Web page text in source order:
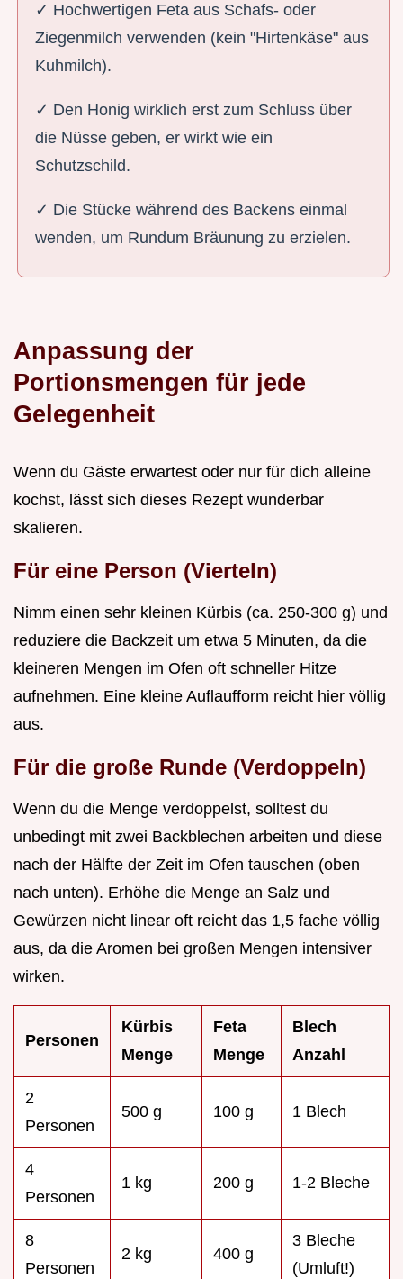
✓ Hochwertigen Feta aus Schafs- oder
Ziegenmilch verwenden (kein "Hirtenkäse" aus
Kuhmilch).
✓ Den Honig wirklich erst zum Schluss über
die Nüsse geben, er wirkt wie ein
Schutzschild.
✓ Die Stücke während des Backens einmal
wenden, um Rundum Bräunung zu erzielen.
Anpassung der
Portionsmengen für jede
Gelegenheit
Wenn du Gäste erwartest oder nur für dich alleine
kochst, lässt sich dieses Rezept wunderbar
skalieren.
Für eine Person (Vierteln)
Nimm einen sehr kleinen Kürbis (ca. 250-300 g) und
reduziere die Backzeit um etwa 5 Minuten, da die
kleineren Mengen im Ofen oft schneller Hitze
aufnehmen. Eine kleine Auflaufform reicht hier völlig
aus.
Für die große Runde (Verdoppeln)
Wenn du die Menge verdoppelst, solltest du
unbedingt mit zwei Backblechen arbeiten und diese
nach der Hälfte der Zeit im Ofen tauschen (oben
nach unten). Erhöhe die Menge an Salz und
Gewürzen nicht linear oft reicht das 1,5 fache völlig
aus, da die Aromen bei großen Mengen intensiver
wirken.
Personen
Kürbis
Menge
Feta
Menge
Blech
Anzahl
2
Personen
500 g 100 g 1 Blech
4
Personen
1 kg 200 g 1-2 Bleche
8
Personen
2 kg 400 g
3 Bleche
(Umluft!)